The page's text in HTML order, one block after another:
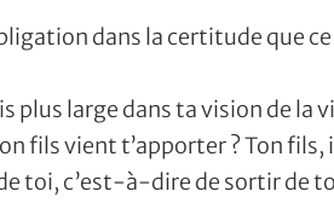
dans la certitude que ce
large dans ta vision de la
fils vient t’apporter ? Ton fils,
toi, c’est-à-dire de sortir de